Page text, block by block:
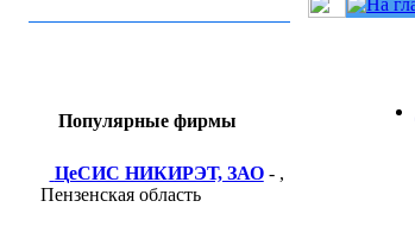
Популярные фирмы
ЦеСИС НИКИРЭТ, ЗАО- ,
Пензенская область